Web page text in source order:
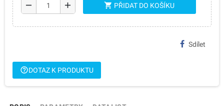
remove add shopping_cart PŘIDAT DO KOŠÍKU
Sdílet
help_outlineDOTAZ K PRODUKTU